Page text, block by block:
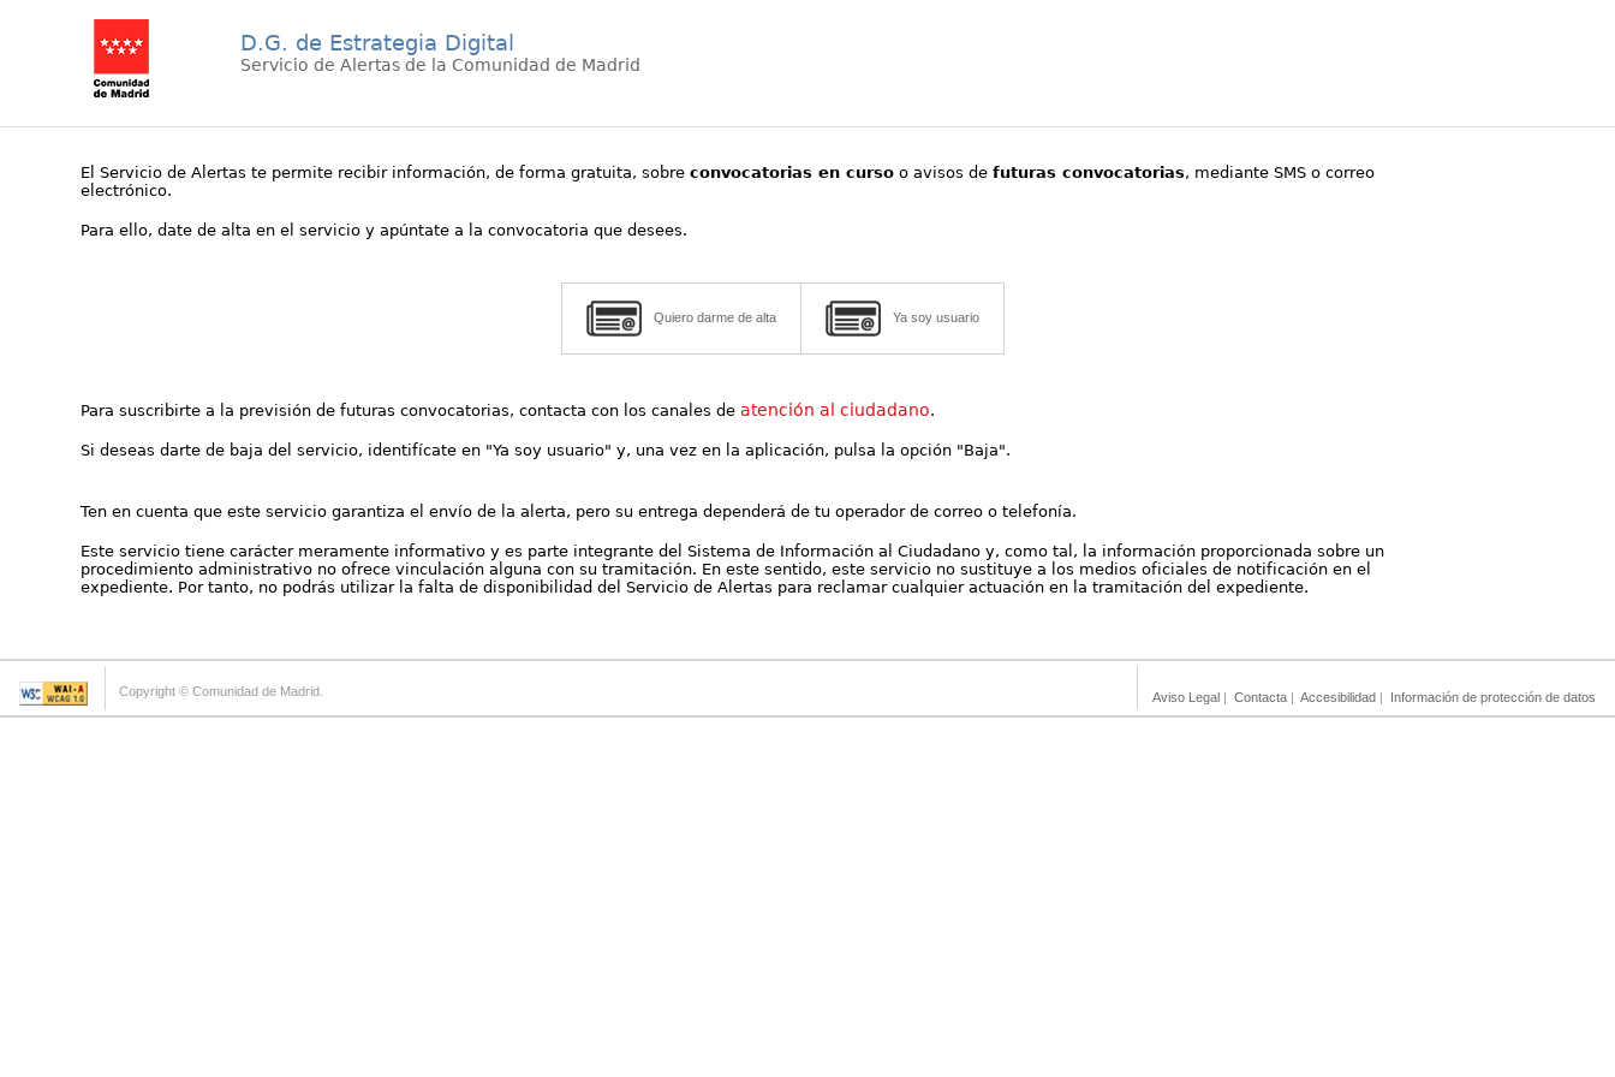
D.G. de Estrategia Digital
Servicio de Alertas de la Comunidad de Madrid
El Servicio de Alertas te permite recibir información, de forma gratuita, sobreconvocatorias en curso o avisos defuturas convocatorias, mediante SMS o correo
electrónico.
Para ello, date de alta en el servicio y apúntate a la convocatoria que desees.
Quiero darme de alta Ya soy usuario
Para suscribirte a la previsión de futuras convocatorias, contacta con los canales deatención al ciudadano.
Si deseas darte de baja del servicio, identifícate en "Ya soy usuario" y, una vez en la aplicación, pulsa la opción "Baja".
Ten en cuenta que este servicio garantiza el envío de la alerta, pero su entrega dependerá de tu operador de correo o telefonía.
Este servicio tiene carácter meramente informativo y es parte integrante del Sistema de Información al Ciudadano y, como tal, la información proporcionada sobre un
procedimiento administrativo no ofrece vinculación alguna con su tramitación. En este sentido, este servicio no sustituye a los medios oficiales de notificación en el
expediente. Por tanto, no podrás utilizar la falta de disponibilidad del Servicio de Alertas para reclamar cualquier actuación en la tramitación del expediente.
Copyright © Comunidad de Madrid. Aviso Legal | Contacta | Accesibilidad | Información de protección de datos